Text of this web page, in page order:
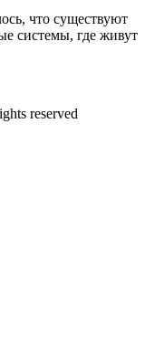
что существуют
системы, где живут
reserved